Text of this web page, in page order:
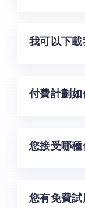
我可以下載
付費計劃如
您接受哪種
您有免費試